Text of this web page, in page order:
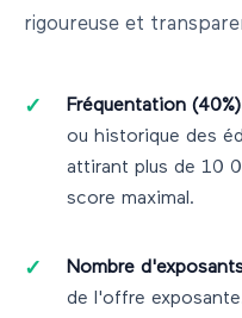
rigoureuse et
Fréquentation (40%)
ou historique des
attirant plus de 10
score maximal.
Nombre
de l'offre